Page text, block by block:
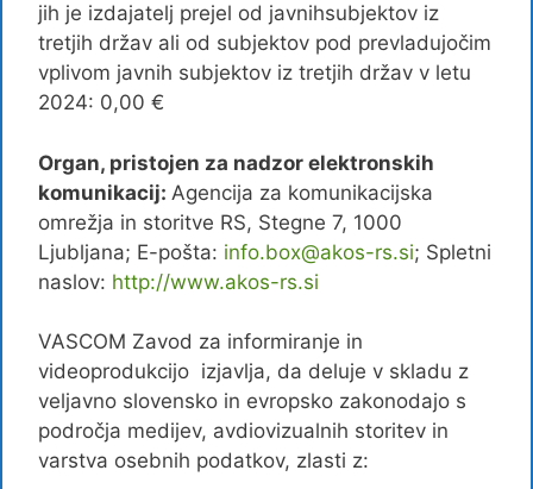
jih je izdajatelj prejel od javnihsubjektov iz
tretjih držav ali od subjektov pod prevladujočim
vplivom javnih subjektov iz tretjih držav v letu
2024: 0,00 €
Organ, pristojen za nadzor elektronskih
komunikacij: Agencija za komunikacijska
omrežja in storitve RS, Stegne 7, 1000
Ljubljana; E-pošta: info.box@akos-rs.si; Spletni
naslov: http://www.akos-rs.si
VASCOM Zavod za informiranje in
videoprodukcijo izjavlja, da deluje v skladu z
veljavno slovensko in evropsko zakonodajo s
področja medijev, avdiovizualnih storitev in
varstva osebnih podatkov, zlasti z: